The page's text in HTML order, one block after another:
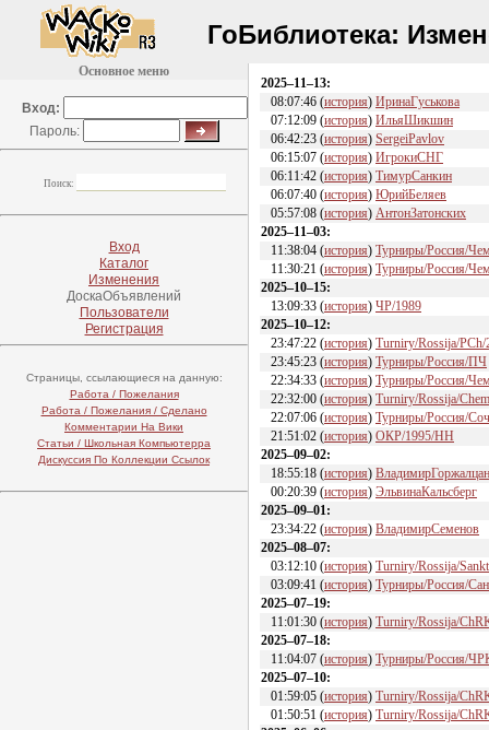
ГоБиблиотека:
Основное меню
Вход:
Пароль:
Поиск:
Вход
Каталог
Изменения
ДоскаОбъявлений
Пользователи
Регистрация
Страницы, ссылающиеся на данную:
Работа / Пожелания
Работа / Пожелания / Сделано
Комментарии На Вики
Статьи / Школьная Компьютерра
Дискуссия По Коллекции Ссылок
2025–11–13:
08:07:46 (история) ИринаГуськова
07:12:09 (история) ИльяШикшин
06:42:23 (история) SergeiPavlov
06:15:07 (история) ИгрокиСНГ
06:11:42 (история) ТимурСанкин
06:07:40 (история) ЮрийБеляев
05:57:08 (история) АнтонЗатонских
2025–11–03:
11:38:04 (история) Турниры/Россия/
11:30:21 (история) Турниры/Россия/
2025–10–15:
13:09:33 (история) ЧР/1989
2025–10–12:
23:47:22 (история) Turniry/Rossija/PCh/
23:45:23 (история) Турниры/Россия/ПЧ
22:34:33 (история) Турниры/Россия/
22:32:00 (история) Turniry/Rossija/
22:07:06 (история) Турниры/Россия/
21:51:02 (история) ОКР/1995/НН
2025–09–02:
18:55:18 (история) ВладимирГоржалцан
00:20:39 (история) ЭльвинаКальсберг
2025–09–01:
23:34:22 (история) ВладимирСеменов
2025–08–07:
03:12:10 (история) Turniry/Rossija/
03:09:41 (история) Турниры/Россия/
2025–07–19:
11:01:30 (история) Turniry/Rossija/
2025–07–18:
11:04:07 (история) Турниры/Россия/
2025–07–10:
01:59:05 (история) Turniry/Rossija/
01:50:51 (история) Turniry/Rossija/